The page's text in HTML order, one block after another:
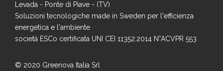
Levada - Ponte di Piave - (TV)
Soluzioni tecnologiche made in Sweden per l'efficienza
energetica e l'ambiente
società ESCo certificata UNI CEI 11352:2014 N°ACVPR 553
© 2020 Greenova Italia Srl